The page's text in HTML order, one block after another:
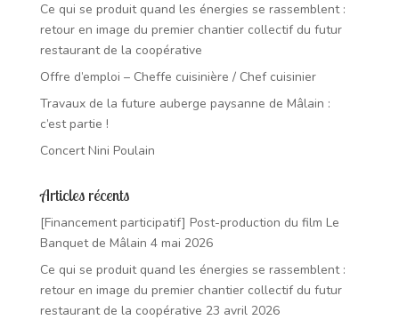
Ce qui se produit quand les énergies se rassemblent :
retour en image du premier chantier collectif du futur
restaurant de la coopérative
Offre d’emploi – Cheffe cuisinière / Chef cuisinier
Travaux de la future auberge paysanne de Mâlain :
c’est partie !
Concert Nini Poulain
Articles récents
[Financement participatif] Post-production du film Le
Banquet de Mâlain 4 mai 2026
Ce qui se produit quand les énergies se rassemblent :
retour en image du premier chantier collectif du futur
restaurant de la coopérative 23 avril 2026